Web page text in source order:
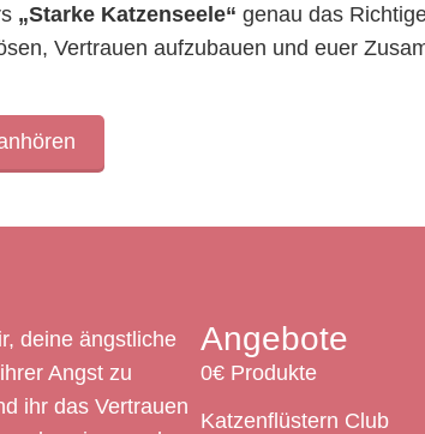
„Starke Katzenseele“ genau das
Vertrauen aufzubauen und euer
deine ängstliche
Angst zu
ihr das Vertrauen
Angebote
0€ Produkte
Katzenflüstern Club